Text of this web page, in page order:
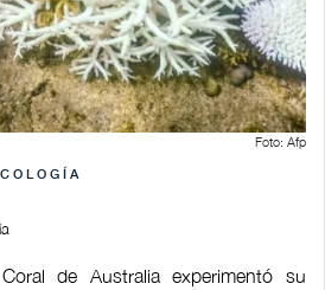
Foto: Afp
de Australia experimentó su